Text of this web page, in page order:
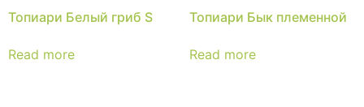
Топиари Белый гриб S
Read more
Топиари Бык племенной
Read more